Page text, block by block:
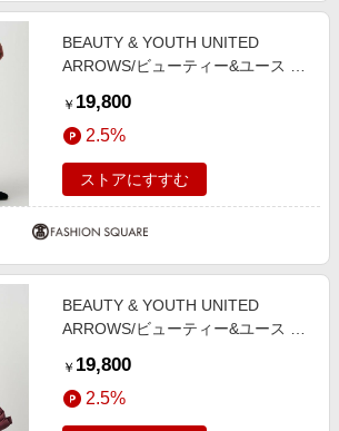
BEAUTY & YOUTH UNITED
ARROWS/ビューティー&ユース ユ
ONA ソフト ショルダーバッグ
-3WAY- WINE FREE
￥ 19,800
2.5%
ストアにすすむ
BEAUTY & YOUTH UNITED
ARROWS/ビューティー&ユース ユ
ONA ソフト ショルダーバッグ
3WAY WINE FREE
￥ 19,800
2.5%